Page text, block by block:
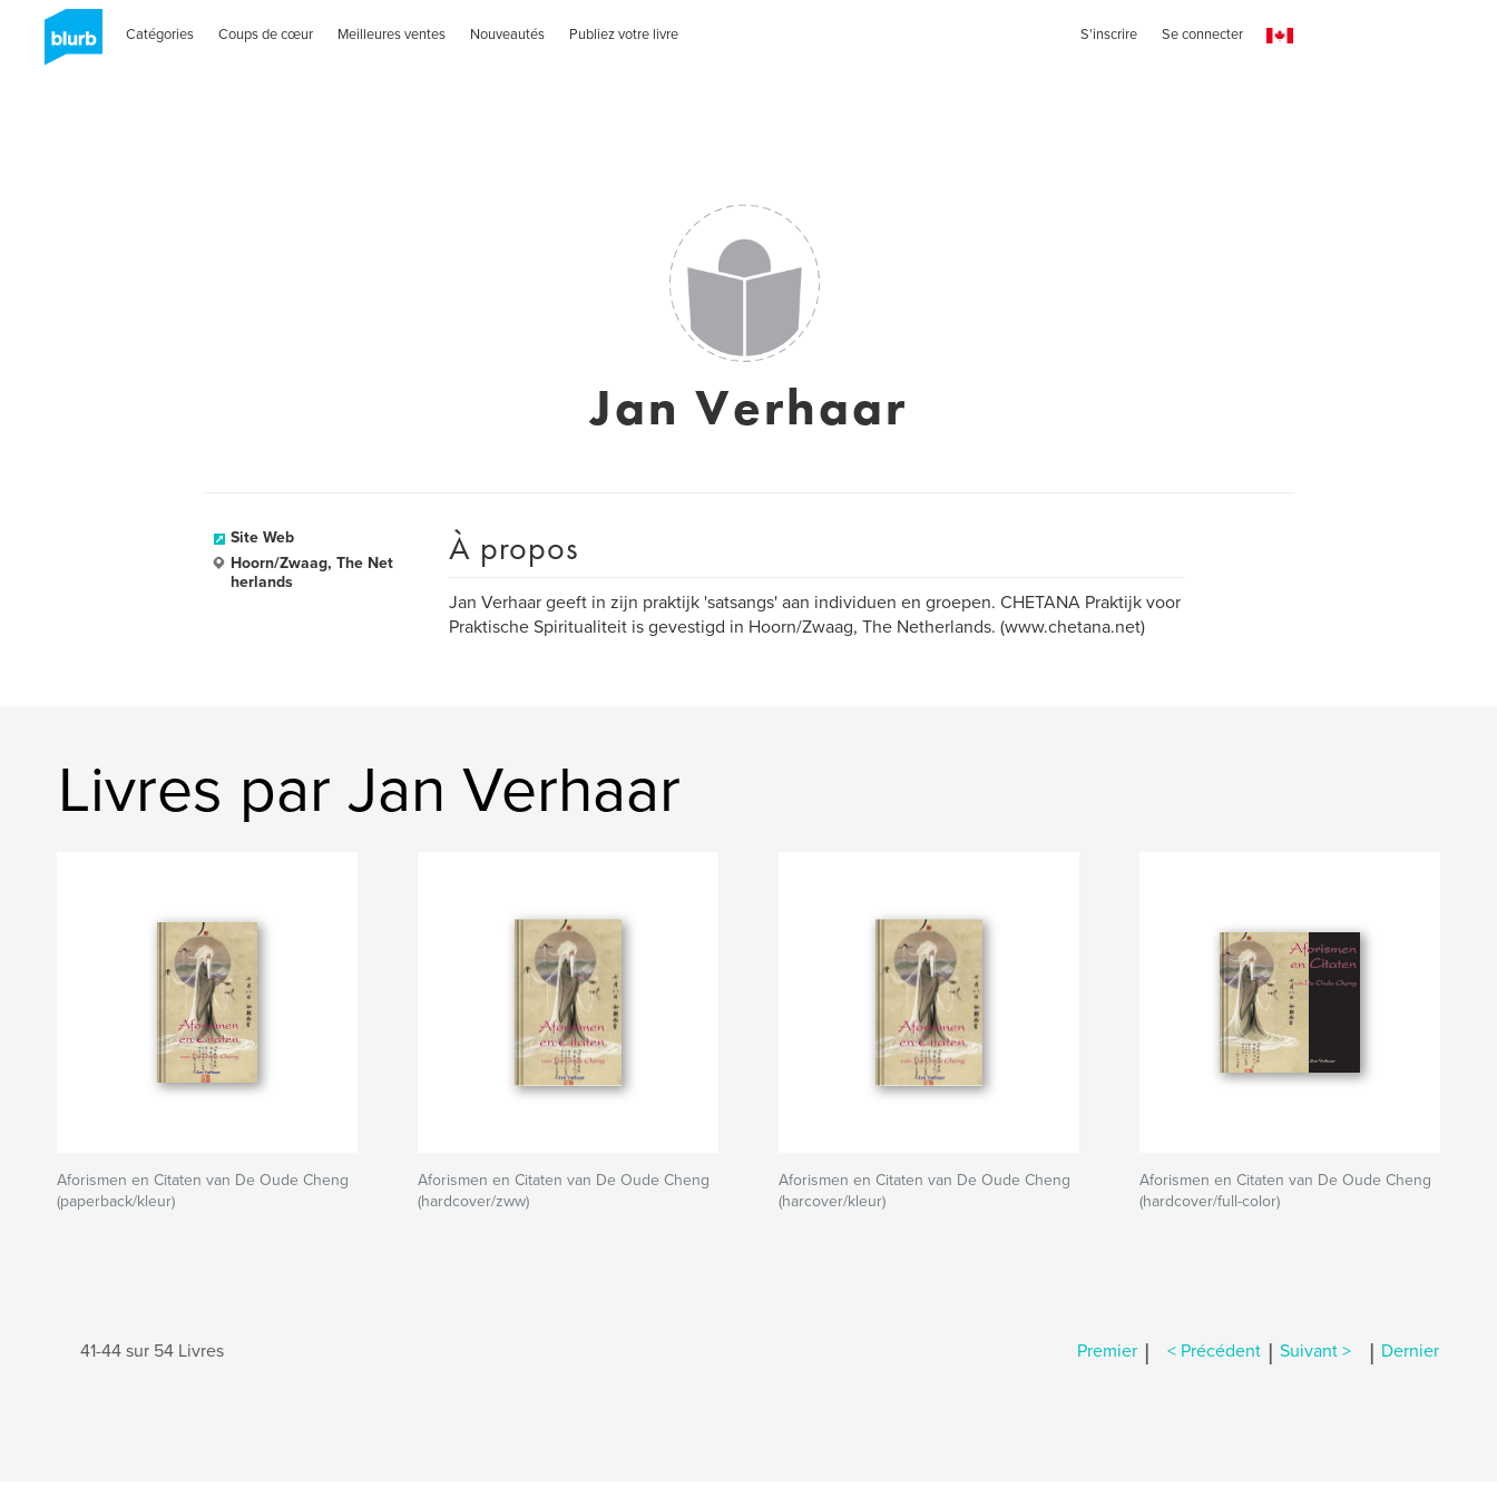
Catégories Coups de cœur Meilleures ventes Nouveautés Publiez votre livre S'inscrire Se connecter
Jan Verhaar
Site Web
Hoorn/Zwaag, The Net
herlands
À propos
Jan Verhaar geeft in zijn praktijk 'satsangs' aan individuen en groepen. CHETANA Praktijk voor
Praktische Spiritualiteit is gevestigd in Hoorn/Zwaag, The Netherlands. (www.chetana.net)
Livres par Jan Verhaar
Aforismen en Citaten van De Oude Cheng
(paperback/kleur)
Aforismen en Citaten van De Oude Cheng
(hardcover/zww)
Aforismen en Citaten van De Oude Cheng
(harcover/kleur)
Aforismen en Citaten van De Oude Cheng
(hardcover/full-color)
41-44 sur 54 Livres Premier | < Précédent | Suivant > | Dernier